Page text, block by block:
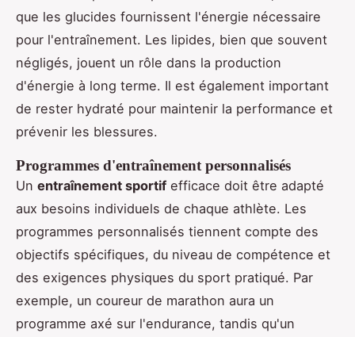
que les glucides fournissent l'énergie nécessaire
pour l'entraînement. Les lipides, bien que souvent
négligés, jouent un rôle dans la production
d'énergie à long terme. Il est également important
de rester hydraté pour maintenir la performance et
prévenir les blessures.
Programmes d'entraînement personnalisés
Un entraînement sportif efficace doit être adapté
aux besoins individuels de chaque athlète. Les
programmes personnalisés tiennent compte des
objectifs spécifiques, du niveau de compétence et
des exigences physiques du sport pratiqué. Par
exemple, un coureur de marathon aura un
programme axé sur l'endurance, tandis qu'un